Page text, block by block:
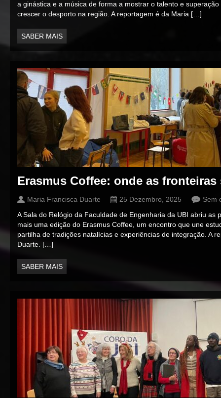
a ginástica e a música de forma a mostrar o talento e
crescer o desporto na região. A reportagem é da Maria […]
SABER MAIS
Erasmus Coffee: onde as
Maria Francisca Duarte 25 Dezembro, 2025
Sem
A Sala do Relógio da Faculdade de Engenharia da UBI abriu as
mais uma edição do Erasmus Coffee, um encontro que une
partilha de tradições natalícias e experiências de integração. A
Duarte. […]
SABER MAIS